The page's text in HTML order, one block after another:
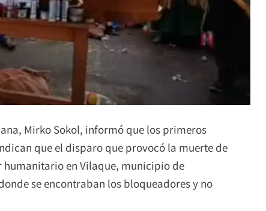
Mirko Sokol, informó que los primeros
que el disparo que provocó la muerte de
en Vilaque, municipio de
se encontraban los bloqueadores y no